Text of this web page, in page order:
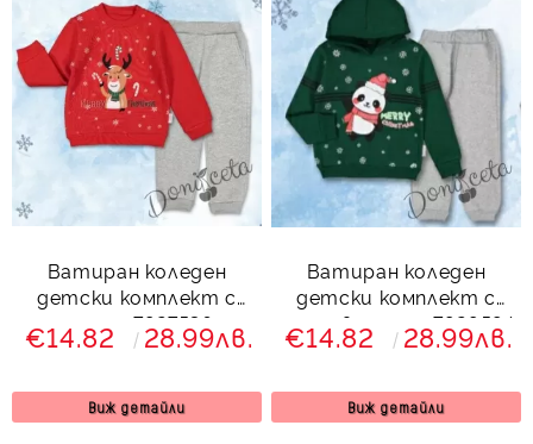
Ватиран коледен
детски комплект с
еленче 7927536
€14.82 28.99лв.
Виж детайли
Ватиран коледен
детски комплект с
панда в зелено 7929584
€14.82 28.99лв.
Виж детайли